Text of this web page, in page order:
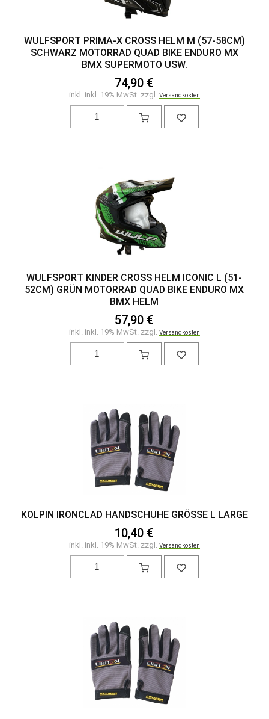
WULFSPORT PRIMA-X CROSS HELM M (57-58CM)
SCHWARZ MOTORRAD QUAD BIKE ENDURO MX
BMX SUPERMOTO USW.
74,90 €
inkl. inkl. 19% MwSt. zzgl. Versandkosten
WULFSPORT KINDER CROSS HELM ICONIC L (51-
52CM) GRÜN MOTORRAD QUAD BIKE ENDURO MX
BMX HELM
57,90 €
inkl. inkl. 19% MwSt. zzgl. Versandkosten
KOLPIN IRONCLAD HANDSCHUHE GRÖSSE L LARGE
10,40 €
inkl. inkl. 19% MwSt. zzgl. Versandkosten